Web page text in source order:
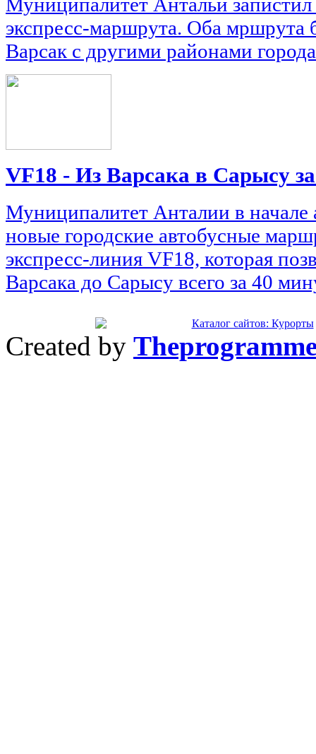
экспресс-маршрута. Оба мршрута
Варсак с другими районами города
VF18 - Из Варсака в Сарысу
Муниципалитет Анталии в начале
новые городские автобусные
экспресс-линия VF18, которая
Варсака до Сарысу всего за 40
Created by